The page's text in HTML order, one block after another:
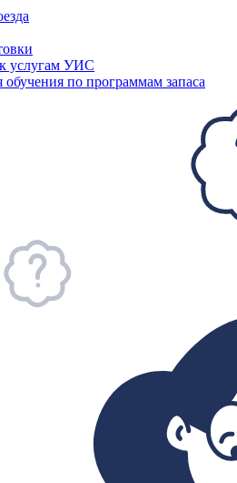
услугам УИС
обучения по программам запаса